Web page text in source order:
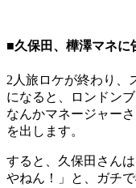
■久保田、樺澤マネ
2人旅ロケが終わり、
になると、ロンドン
なんかマネージャー
を出します。
すると、久保田さん
やねん！」と、ガチ